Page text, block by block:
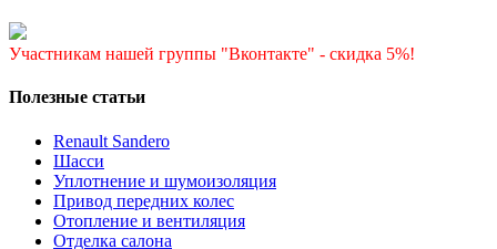
Участникам нашей группы "Вконтакте" - скидка 5%!
Полезные статьи
Renault Sandero
Шасси
Уплотнение и шумоизоляция
Привод передних колес
Отопление и вентиляция
Отделка салона